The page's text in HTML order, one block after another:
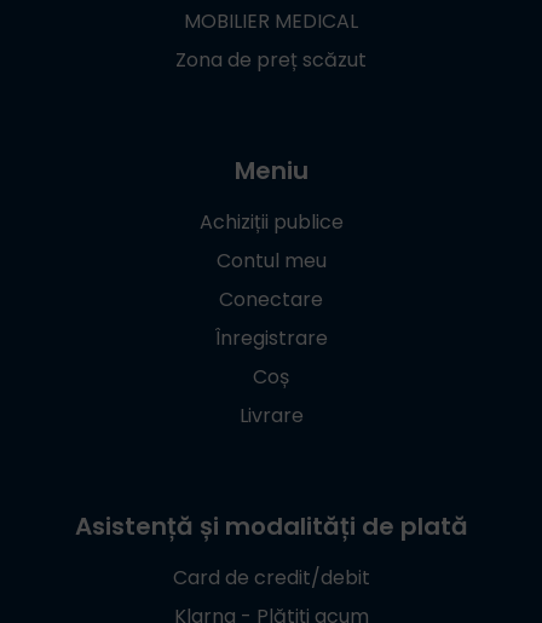
MOBILIER MEDICAL
Zona de preț scăzut
Meniu
Achiziții publice
Contul meu
Conectare
Înregistrare
Coș
Livrare
Asistență și modalități de plată
Card de credit/debit
Klarna - Plătiți acum